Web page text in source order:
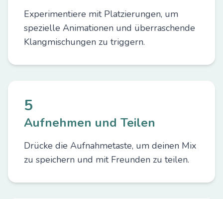
Experimentiere mit Platzierungen, um
spezielle Animationen und überraschende
Klangmischungen zu triggern.
5
Aufnehmen und Teilen
Drücke die Aufnahmetaste, um deinen Mix
zu speichern und mit Freunden zu teilen.